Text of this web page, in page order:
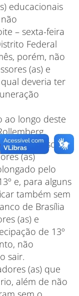
educacionais
– sexta-feira
Federal
porém, não
(as) e
deveria ter
ao longo deste
disso é
(as)
pelo
e, para alguns
também sem
de Brasília
(as) e
de 13º
não
sair.
(as) que
além de não